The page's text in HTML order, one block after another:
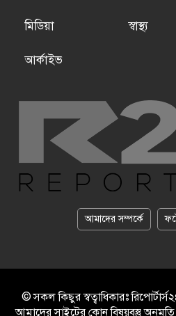
মিডিয়া স্বাস্থ্য
আর্কাইভ
আমাদের সম্পর্কে
© সকল কিছুর স্বত্বাধিকারঃ
আমাদের সাইটের কোন বিষয়বস্তু অনুমতি